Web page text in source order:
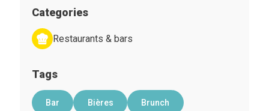
Categories
Restaurants & bars
Tags
Bar Bières Brunch